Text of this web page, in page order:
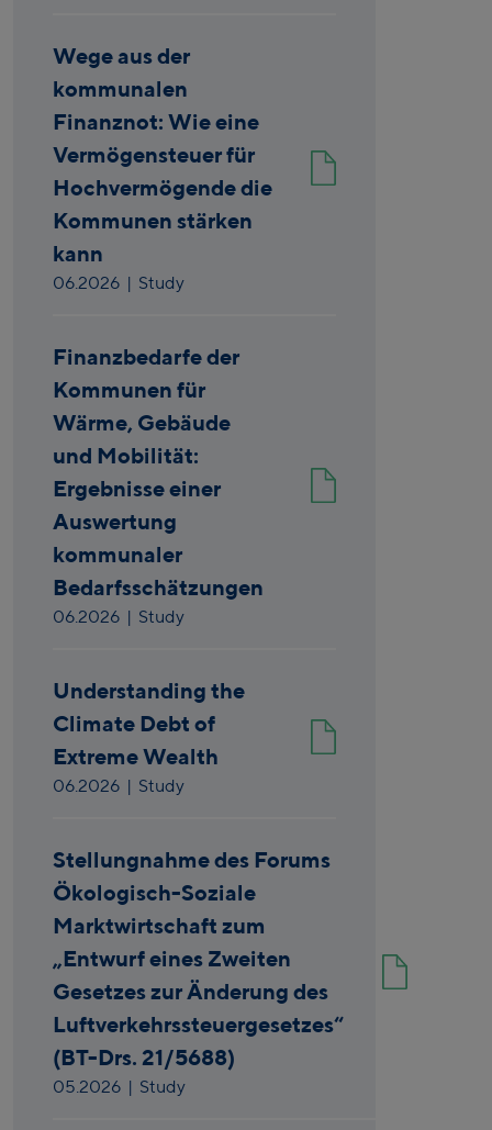
Wege aus der
kommunalen
Finanznot: Wie eine
Vermögensteuer für
Hochvermögende die
Kommunen stärken
kann
06.2026 | Study
Finanzbedarfe der
Kommunen für
Wärme, Gebäude
und Mobilität:
Ergebnisse einer
Auswertung
kommunaler
Bedarfsschätzungen
06.2026 | Study
Understanding the
Climate Debt of
Extreme Wealth
06.2026 | Study
Stellungnahme des Forums
Ökologisch-Soziale
Marktwirtschaft zum
„Entwurf eines Zweiten
Gesetzes zur Änderung des
Luftverkehrssteuergesetzes“
(BT-Drs. 21/5688)
05.2026 | Study